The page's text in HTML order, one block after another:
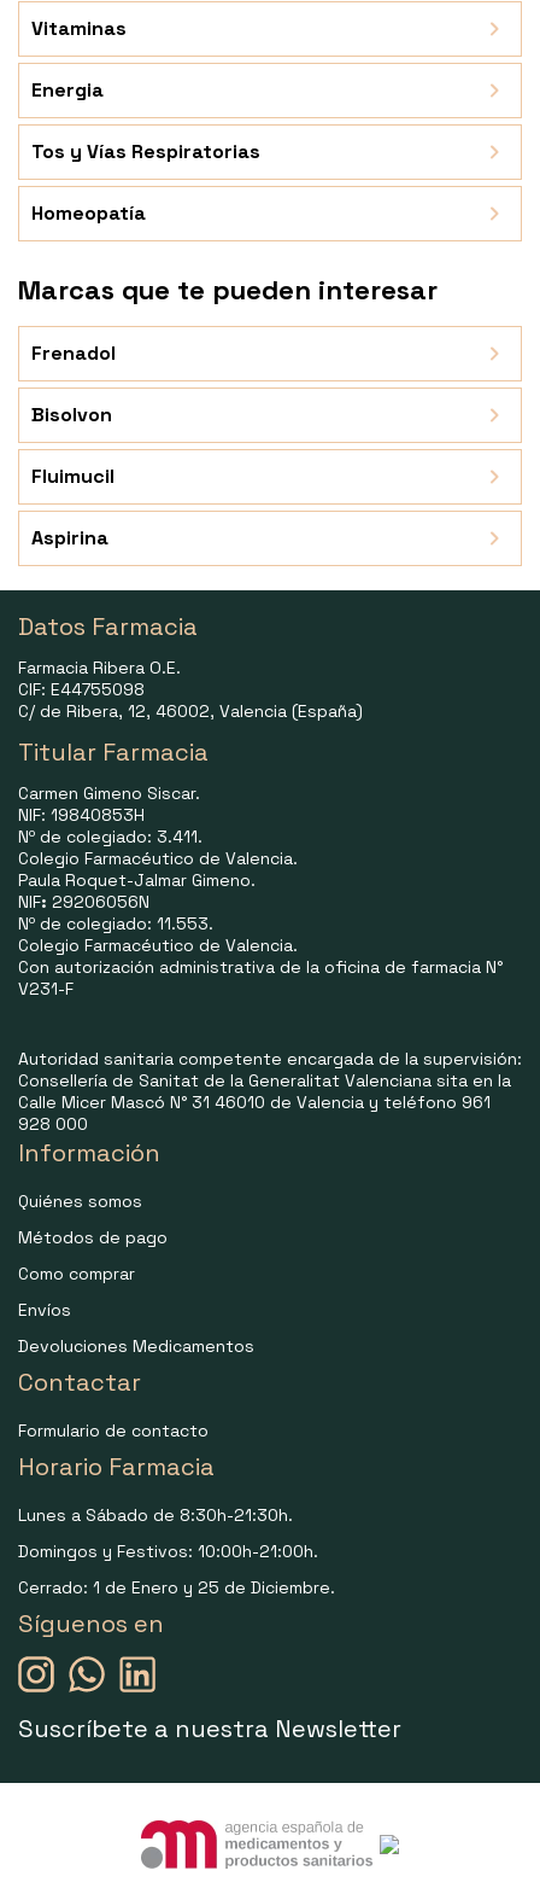
Vitaminas
Energia
Tos y Vías Respiratorias
Homeopatía
Marcas que te pueden interesar
Frenadol
Bisolvon
Fluimucil
Aspirina
Datos Farmacia
Farmacia Ribera O.E.
CIF: E44755098
C/ de Ribera, 12, 46002, Valencia (España)
Titular Farmacia
Carmen Gimeno Siscar.
NIF: 19840853H
Nº de colegiado: 3.411.
Colegio Farmacéutico de Valencia.
Paula Roquet-Jalmar Gimeno.
NIF: 29206056N
Nº de colegiado: 11.553.
Colegio Farmacéutico de Valencia.
Con autorización administrativa de la oficina de farmacia N°
V231-F
Autoridad sanitaria competente encargada de la supervisión:
Consellería de Sanitat de la Generalitat Valenciana sita en la
Calle Micer Mascó N° 31 46010 de Valencia y teléfono 961
928 000
Información
Quiénes somos
Métodos de pago
Como comprar
Envíos
Devoluciones Medicamentos
Contactar
Formulario de contacto
Horario Farmacia
Lunes a Sábado de 8:30h-21:30h.
Domingos y Festivos: 10:00h-21:00h.
Cerrado: 1 de Enero y 25 de Diciembre.
Síguenos en
Suscríbete a nuestra Newsletter